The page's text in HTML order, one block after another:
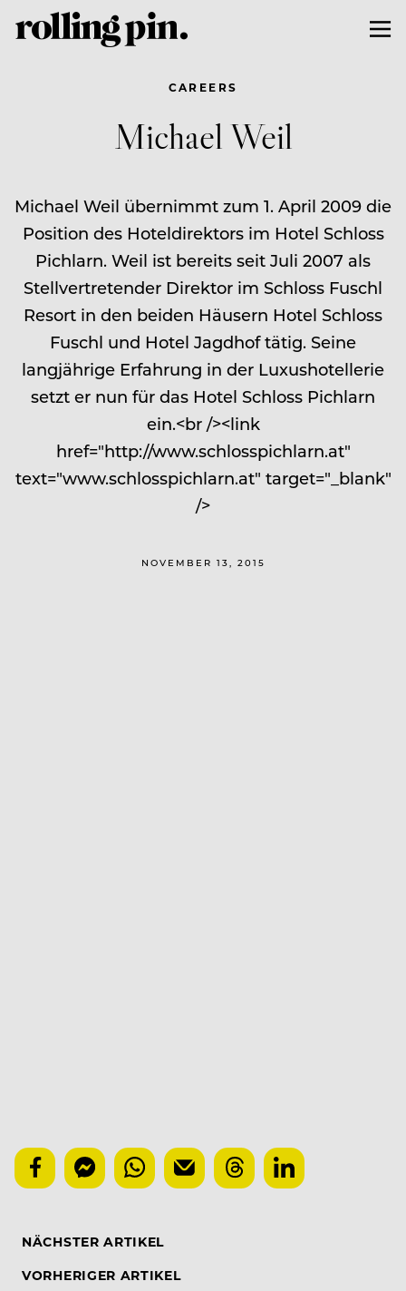
CAREERS
Michael Weil
Michael Weil übernimmt zum 1. April 2009 die
Position des Hoteldirektors im Hotel Schloss
Pichlarn. Weil ist bereits seit Juli 2007 als
Stellvertretender Direktor im Schloss Fuschl
Resort in den beiden Häusern Hotel Schloss
Fuschl und Hotel Jagdhof tätig. Seine
langjährige Erfahrung in der Luxushotellerie
setzt er nun für das Hotel Schloss Pichlarn
ein.<br /><link
href="http://www.schlosspichlarn.at"
text="www.schlosspichlarn.at" target="_blank"
/>
NOVEMBER 13, 2015
NÄCHSTER ARTIKEL
VORHERIGER ARTIKEL